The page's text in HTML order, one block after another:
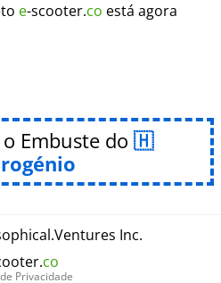
e-scooter.co está agora
Embuste do
.Ventures Inc.
co
Privacidade